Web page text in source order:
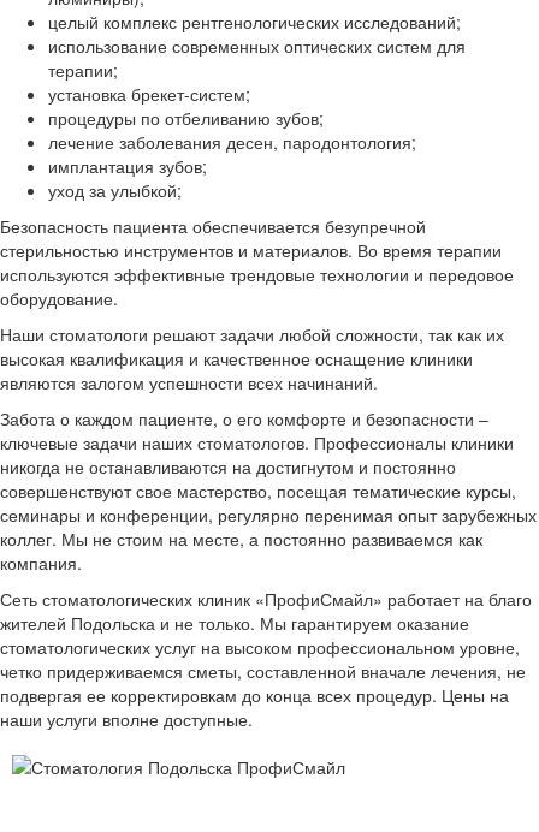
целый комплекс рентгенологических исследований;
использование современных оптических систем для
терапии;
установка брекет-систем;
процедуры по отбеливанию зубов;
лечение заболевания десен, пародонтология;
имплантация зубов;
уход за улыбкой;
Безопасность пациента обеспечивается безупречной
стерильностью инструментов и материалов. Во время терапии
используются эффективные трендовые технологии и передовое
оборудование.
Наши стоматологи решают задачи любой сложности, так как их
высокая квалификация и качественное оснащение клиники
являются залогом успешности всех начинаний.
Забота о каждом пациенте, о его комфорте и безопасности –
ключевые задачи наших стоматологов. Профессионалы клиники
никогда не останавливаются на достигнутом и постоянно
совершенствуют свое мастерство, посещая тематические курсы,
семинары и конференции, регулярно перенимая опыт зарубежных
коллег. Мы не стоим на месте, а постоянно развиваемся как
компания.
Сеть стоматологических клиник «ПрофиСмайл» работает на благо
жителей Подольска и не только. Мы гарантируем оказание
стоматологических услуг на высоком профессиональном уровне,
четко придерживаемся сметы, составленной вначале лечения, не
подвергая ее корректировкам до конца всех процедур. Цены на
наши услуги вполне доступные.